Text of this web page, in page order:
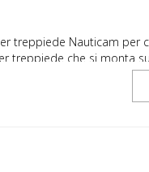
treppiede Nauticam per
treppiede che si monta
tre supporti a sfera